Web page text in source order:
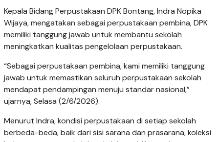
Kepala Bidang Perpustakaan DPK Bontang, Indra Nopika
Wijaya, mengatakan sebagai perpustakaan pembina, DPK
memiliki tanggung jawab untuk membantu sekolah
meningkatkan kualitas pengelolaan perpustakaan.
“Sebagai perpustakaan pembina, kami memiliki tanggung
jawab untuk memastikan seluruh perpustakaan sekolah
mendapat pendampingan menuju standar nasional,”
ujarnya, Selasa (2/6/2026).
Menurut Indra, kondisi perpustakaan di setiap sekolah
berbeda-beda, baik dari sisi sarana dan prasarana, koleksi